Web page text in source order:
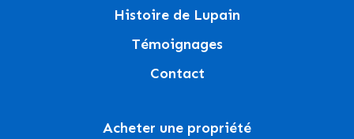
Histoire de Lupain
Témoignages
Contact
Acheter une propriété